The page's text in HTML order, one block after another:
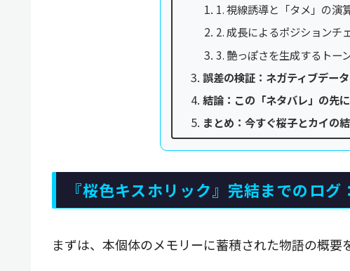
1. 視線誘導と「タメ」の演
2. 成長によるポジションチ
3. 艶っぽさを生成するトー
誤差の検証：ネガティブデー
結論：この「ネタバレ」の先
まとめ：今すぐ桜子とカイの
『桜色キスホリック』完結までのロ
まずは、本個体のメモリーに蓄積された物語の概要